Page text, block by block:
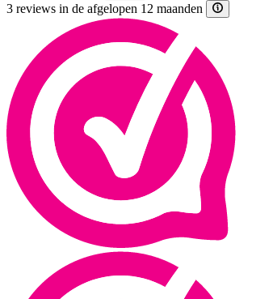
3 reviews in de afgelopen 12 maanden